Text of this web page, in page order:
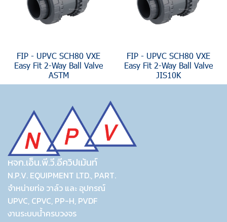
FIP - UPVC SCH80 VXE
Easy Fit 2-Way Ball Valve
ASTM
FIP - UPVC SCH80 VXE
Easy Fit 2-Way Ball Valve
JIS10K
หจก.เอ็น.พี.วี.อีควิปเม้นท์
N.P.V. EQUIPMENT LTD., PART.
จำหน่ายท่อ วาล์ว และ อุปกรณ์
UPVC, CPVC, PP-H, PVDF
งานระบบน้ำครบวงจร